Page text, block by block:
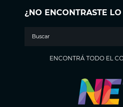
¿NO ENCONTRASTE
ENCONTRÁ TODO EL